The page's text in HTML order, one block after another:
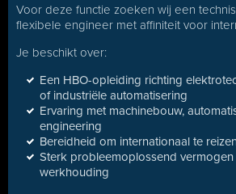
Voor deze functie zoeken wij een
flexibele engineer met affiniteit voor
Je beschikt over:
Een HBO-opleiding richting
of industriële automatisering
Ervaring met machinebouw,
engineering
Bereidheid om internationaal te
Sterk probleemoplossend
werkhouding